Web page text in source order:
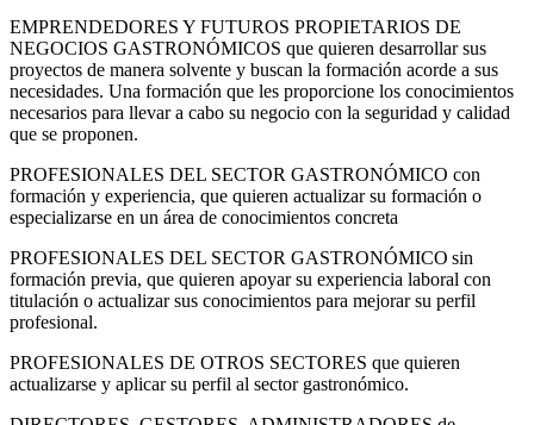
EMPRENDEDORES Y FUTUROS PROPIETARIOS DE
NEGOCIOS GASTRONÓMICOS que quieren desarrollar sus
proyectos de manera solvente y buscan la formación acorde a sus
necesidades. Una formación que les proporcione los conocimientos
necesarios para llevar a cabo su negocio con la seguridad y calidad
que se proponen.
PROFESIONALES DEL SECTOR GASTRONÓMICO con
formación y experiencia, que quieren actualizar su formación o
especializarse en un área de conocimientos concreta
PROFESIONALES DEL SECTOR GASTRONÓMICO sin
formación previa, que quieren apoyar su experiencia laboral con
titulación o actualizar sus conocimientos para mejorar su perfil
profesional.
PROFESIONALES DE OTROS SECTORES que quieren
actualizarse y aplicar su perfil al sector gastronómico.